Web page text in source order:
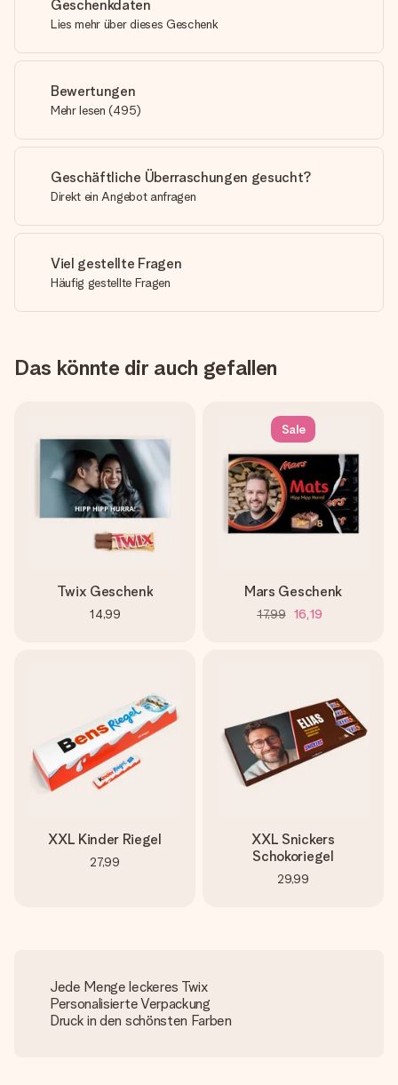
Geschenkdaten
Lies mehr über dieses Geschenk
Bewertungen
Mehr lesen (495)
Geschäftliche Überraschungen gesucht?
Direkt ein Angebot anfragen
Viel gestellte Fragen
Häufig gestellte Fragen
Das könnte dir auch gefallen
Twix Geschenk
14,99
Sale
Mars Geschenk
17,99 16,19
XXL Kinder Riegel
27,99
XXL Snickers
Schokoriegel
29,99
Jede Menge leckeres Twix
Personalisierte Verpackung
Druck in den schönsten Farben